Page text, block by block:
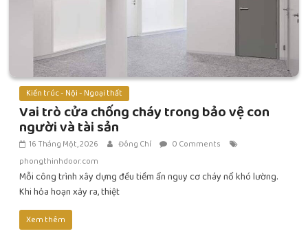
Kiến trúc - Nội - Ngoại thất
Vai trò cửa chống cháy trong bảo vệ con
người và tài sản
16 Tháng Một, 2026 Đông Chí
0 Comments
phongthinhdoor.com
Mỗi công trình xây dựng đều tiềm ẩn nguy cơ cháy nổ khó lường.
Khi hỏa hoạn xảy ra, thiệt
Xem thêm